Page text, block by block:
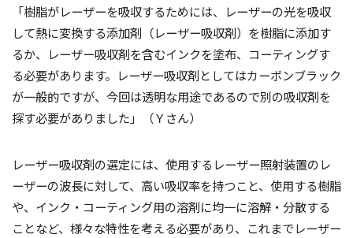
「樹脂がレーザーを吸収するためには、レーザーの光を吸収
して熱に変換する添加剤（レーザー吸収剤）を樹脂に添加す
るか、レーザー吸収剤を含むインクを塗布、コーティングす
る必要があります。レーザー吸収剤としてはカーボンブラック
が一般的ですが、今回は透明な用途であるので別の吸収剤を
探す必要がありました」（Ｙさん）
レーザー吸収剤の選定には、使用するレーザー照射装置のレ
ーザーの波長に対して、高い吸収率を持つこと、使用する樹脂
や、インク・コーティング用の溶剤に均一に溶解・分散する
ことなど、様々な特性を考える必要があり、これまでレーザー